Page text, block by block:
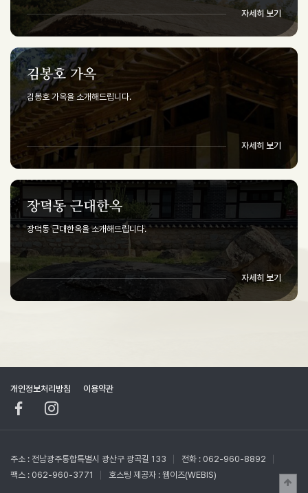
자세히 보기
김봉호 가옥
김봉호 가옥을 소개해드립니다.
자세히 보기
장덕동 근대한옥
장덕동 근대한옥을 소개해드립니다.
자세히 보기
개인정보처리방침 이용약관
주소 : 전남광주통합특별시 광산구 광곡길 133
전화 : 062-960-8892
팩스 : 062-960-3771
호스팅 제공자 :웹이즈(WEBIS)